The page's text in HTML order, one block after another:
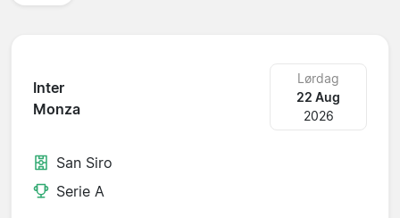
Inter
Monza
Lørdag
22 Aug
2026
San Siro
Serie A